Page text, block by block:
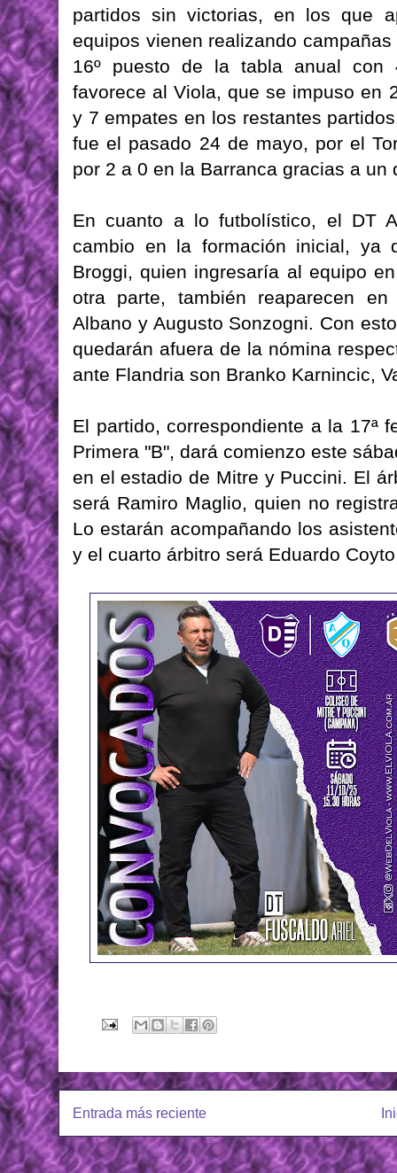
partidos sin victorias, en los que
equipos vienen realizando
16º puesto de la tabla anual
favorece al Viola, que se impuso en
y 7 empates en los restantes
fue el pasado 24 de mayo, por el
por 2 a 0 en la Barranca gracias a
En cuanto a lo futbolístico, el DT
cambio en la formación inicial, ya
Broggi, quien ingresaría al equipo
otra parte, también reaparecen
Albano y Augusto Sonzogni. Con
quedarán afuera de la nómina
ante Flandria son Branko Karnincic,
El partido, correspondiente a la 17ª
Primera "B", dará comienzo este
en el estadio de Mitre y Puccini. El
será Ramiro Maglio, quien no
Lo estarán acompañando los
y el cuarto árbitro será Eduardo
Entrada más reciente